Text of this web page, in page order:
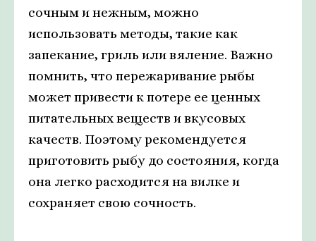
сочным и нежным, можно
использовать методы, такие как
запекание, гриль или вяление. Важно
помнить, что пережаривание рыбы
может привести к потере ее ценных
питательных веществ и вкусовых
качеств. Поэтому рекомендуется
приготовить рыбу до состояния, когда
она легко расходится на вилке и
сохраняет свою сочность.